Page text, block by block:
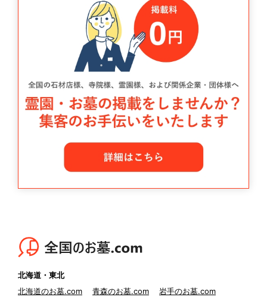
北海道・東北
北海道のお墓.com
青森のお墓.com
岩手のお墓.com